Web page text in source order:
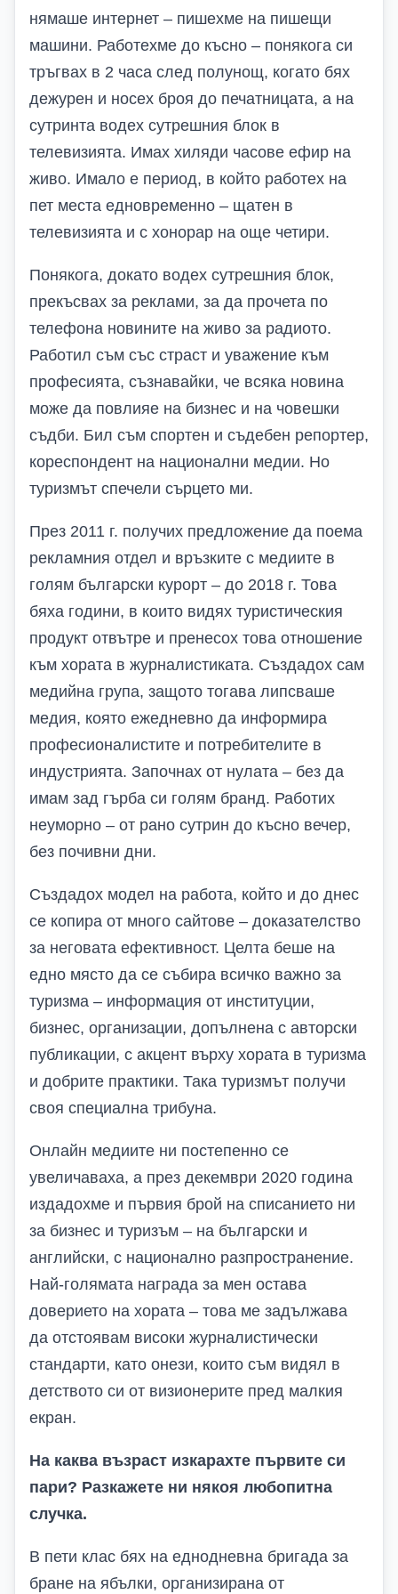
нямаше интернет – пишехме на пишещи
машини. Работехме до късно – понякога си
тръгвах в 2 часа след полунощ, когато бях
дежурен и носех броя до печатницата, а на
сутринта водех сутрешния блок в
телевизията. Имах хиляди часове ефир на
живо. Имало е период, в който работех на
пет места едновременно – щатен в
телевизията и с хонорар на още четири.
Понякога, докато водех сутрешния блок,
прекъсвах за реклами, за да прочета по
телефона новините на живо за радиото.
Работил съм със страст и уважение към
професията, съзнавайки, че всяка новина
може да повлияе на бизнес и на човешки
съдби. Бил съм спортен и съдебен репортер,
кореспондент на национални медии. Но
туризмът спечели сърцето ми.
През 2011 г. получих предложение да поема
рекламния отдел и връзките с медиите в
голям български курорт – до 2018 г. Това
бяха години, в които видях туристическия
продукт отвътре и пренесох това отношение
към хората в журналистиката. Създадох сам
медийна група, защото тогава липсваше
медия, която ежедневно да информира
професионалистите и потребителите в
индустрията. Започнах от нулата – без да
имам зад гърба си голям бранд. Работих
неуморно – от рано сутрин до късно вечер,
без почивни дни.
Създадох модел на работа, който и до днес
се копира от много сайтове – доказателство
за неговата ефективност. Целта беше на
едно място да се събира всичко важно за
туризма – информация от институции,
бизнес, организации, допълнена с авторски
публикации, с акцент върху хората в туризма
и добрите практики. Така туризмът получи
своя специална трибуна.
Онлайн медиите ни постепенно се
увеличаваха, а през декември 2020 година
издадохме и първия брой на списанието ни
за бизнес и туризъм – на български и
английски, с национално разпространение.
Най-голямата награда за мен остава
доверието на хората – това ме задължава
да отстоявам високи журналистически
стандарти, като онези, които съм видял в
детството си от визионерите пред малкия
екран.
На каква възраст изкарахте първите си
пари? Разкажете ни някоя любопитна
случка.
В пети клас бях на еднодневна бригада за
бране на ябълки, организирана от